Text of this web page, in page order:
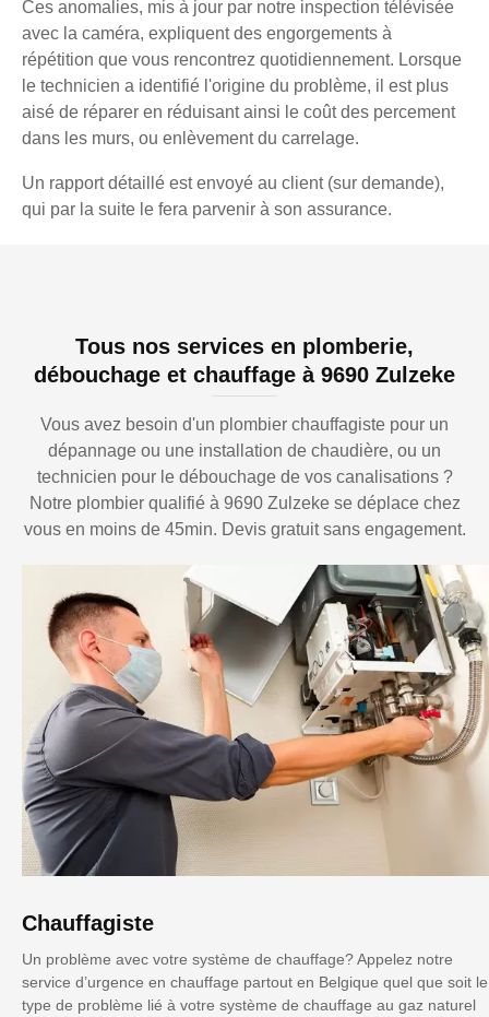
Ces anomalies, mis à jour par notre inspection télévisée
avec la caméra, expliquent des engorgements à
répétition que vous rencontrez quotidiennement. Lorsque
le technicien a identifié l'origine du problème, il est plus
aisé de réparer en réduisant ainsi le coût des percement
dans les murs, ou enlèvement du carrelage.
Un rapport détaillé est envoyé au client (sur demande),
qui par la suite le fera parvenir à son assurance.
Tous nos services en plomberie,
débouchage et chauffage à 9690 Zulzeke
Vous avez besoin d'un plombier chauffagiste pour un
dépannage ou une installation de chaudière, ou un
technicien pour le débouchage de vos canalisations ?
Notre plombier qualifié à 9690 Zulzeke se déplace chez
vous en moins de 45min. Devis gratuit sans engagement.
Chauffagiste
Un problème avec votre système de chauffage? Appelez notre
service d’urgence en chauffage partout en Belgique quel que soit le
type de problème lié à votre système de chauffage au gaz naturel